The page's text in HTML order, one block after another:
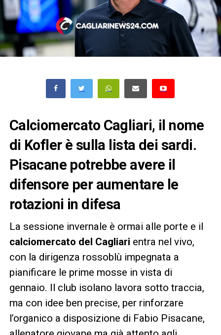
Calciomercato Cagliari, il nome
di Kofler è sulla lista dei sardi.
Pisacane potrebbe avere il
difensore per aumentare le
rotazioni in difesa
La sessione invernale è ormai alle porte e il
calciomercato del Cagliari entra nel vivo,
con la dirigenza rossoblù impegnata a
pianificare le prime mosse in vista di
gennaio. Il club isolano lavora sotto traccia,
ma con idee ben precise, per rinforzare
l’organico a disposizione di Fabio Pisacane,